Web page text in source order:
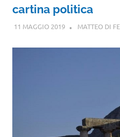
cartina politica
11 MAGGIO 2019 MATTEO DI